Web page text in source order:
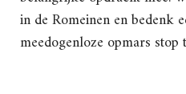
in de Romeinen en bedenk
meedogenloze opmars stop